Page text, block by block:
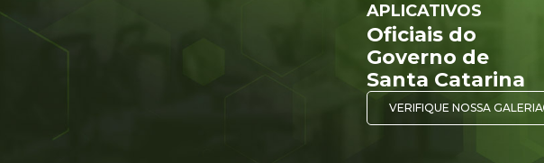
APLICATIVOS
Oficiais do
Governo de
Santa Catarina
VERIFIQUE NOSSA GALERIA